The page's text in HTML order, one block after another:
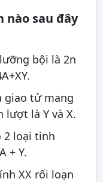
nào sau đây
bội là 2n
giao tử mang
lượt là Y và X.
2 loại tinh
+ Y.
XX rối loạn